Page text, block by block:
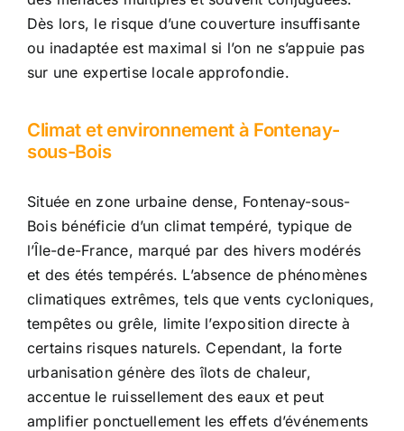
Dès lors, le risque d’une couverture insuffisante
ou inadaptée est maximal si l’on ne s’appuie pas
sur une expertise locale approfondie.
Climat et environnement à Fontenay-
sous-Bois
Située en zone urbaine dense, Fontenay-sous-
Bois bénéficie d’un climat tempéré, typique de
l’Île-de-France, marqué par des hivers modérés
et des étés tempérés. L’absence de phénomènes
climatiques extrêmes, tels que vents cycloniques,
tempêtes ou grêle, limite l’exposition directe à
certains risques naturels. Cependant, la forte
urbanisation génère des îlots de chaleur,
accentue le ruissellement des eaux et peut
amplifier ponctuellement les effets d’événements